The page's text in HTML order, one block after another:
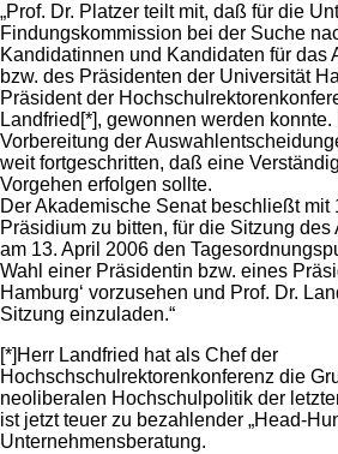
„Prof. Dr. Platzer teilt mit, daß für die
Findungskommission bei der Suche
Kandidatinnen und Kandidaten für das
bzw. des Präsidenten der Universität
Präsident der
Landfried[*], gewonnen werden
Vorbereitung der
weit fortgeschritten, daß eine
Vorgehen erfolgen sollte.
Der Akademische Senat beschließt mit
Präsidium zu bitten, für die Sitzung
am 13. April 2006 den
Wahl einer Präsidentin bzw. eines
Hamburg‘ vorzusehen und Prof. Dr.
Sitzung einzuladen.“
[*]Herr Landfried hat als Chef der
Hochschschulrektorenkonferenz die
neoliberalen Hochschulpolitik der
ist jetzt teuer zu bezahlender „Head-
Unternehmensberatung.